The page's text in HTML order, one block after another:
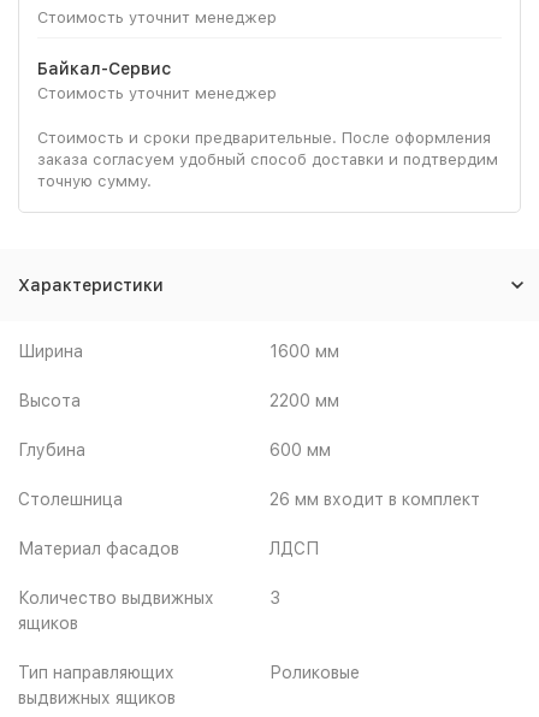
Стоимость уточнит менеджер
Байкал-Сервис
Стоимость уточнит менеджер
Стоимость и сроки предварительные. После оформления
заказа согласуем удобный способ доставки и подтвердим
точную сумму.
Характеристики
Ширина 1600 мм
Высота 2200 мм
Глубина 600 мм
Столешница 26 мм входит в комплект
Материал фасадов ЛДСП
Количество выдвижных
ящиков
3
Тип направляющих
выдвижных ящиков
Роликовые